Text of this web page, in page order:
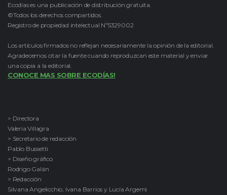
Ecodías es una publicación de distribución gratuita.
©Todos los derechos compartidos.
Registro de propiedad intelectual Nº5329002
Los artículos firmados no reflejan necesariamente la opinión de la editorial.
Agradecemos citar la fuente cuando reproduzcan este material y enviar
una copia a la editorial.
CONOCE MAS SOBRE ECODÍAS!
> Directora
Valeria Villagra
> Secretario de redacción
Pablo Bussetti
> Diseño gráfico
Rodrigo Galán
> Redacción
Silvana Angelicchio, Ivana Barrios y Lucía Argemi